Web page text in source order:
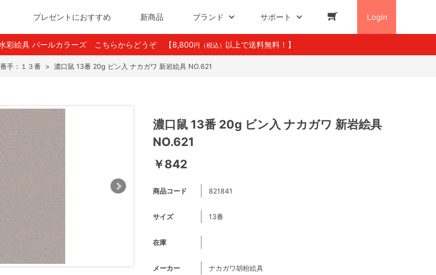
プレゼントにおすすめ 新商品 ブランド サポート Login
彩絵具 パールカラーズ こちらからどうぞ 【8,800 円（税込） 以上で送料無料！】
番手：１３番 > 濃口鼠 13番 20g ビン入 ナカガワ 新岩絵具 NO.621
濃口鼠 13番 20g ビン入 ナカガワ 新岩絵具
NO.621
￥842
商品コード 821841
サイズ 13番
在庫
メーカー ナカガワ胡粉絵具